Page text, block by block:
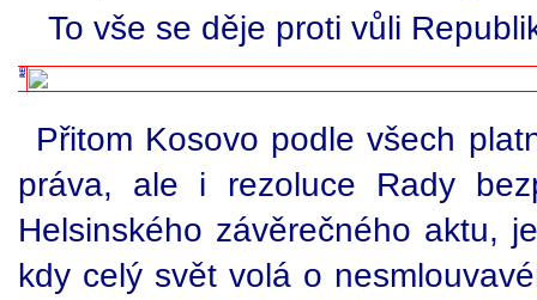
To vše se děje proti vůli
Přitom Kosovo podle všech
práva, ale i rezoluce Rady
Helsinského závěrečného aktu,
kdy celý svět volá o